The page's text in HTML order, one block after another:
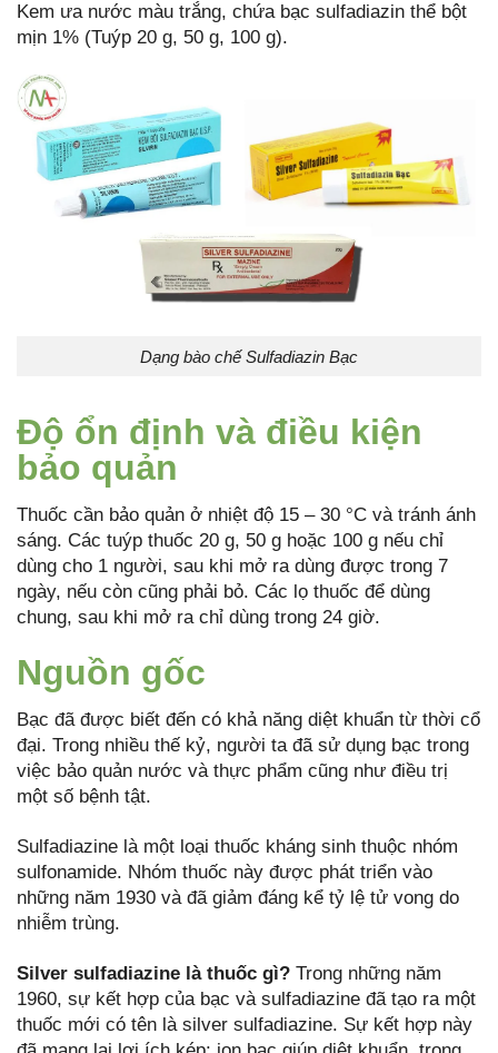
Kem ưa nước màu trắng, chứa bạc sulfadiazin thể bột
mịn 1% (Tuýp 20 g, 50 g, 100 g).
Dạng bào chế Sulfadiazin Bạc
Độ ổn định và điều kiện
bảo quản
Thuốc cần bảo quản ở nhiệt độ 15 – 30 °C và tránh ánh
sáng. Các tuýp thuốc 20 g, 50 g hoặc 100 g nếu chỉ
dùng cho 1 người, sau khi mở ra dùng được trong 7
ngày, nếu còn cũng phải bỏ. Các lọ thuốc để dùng
chung, sau khi mở ra chỉ dùng trong 24 giờ.
Nguồn gốc
Bạc đã được biết đến có khả năng diệt khuẩn từ thời cổ
đại. Trong nhiều thế kỷ, người ta đã sử dụng bạc trong
việc bảo quản nước và thực phẩm cũng như điều trị
một số bệnh tật.
Sulfadiazine là một loại thuốc kháng sinh thuộc nhóm
sulfonamide. Nhóm thuốc này được phát triển vào
những năm 1930 và đã giảm đáng kể tỷ lệ tử vong do
nhiễm trùng.
Silver sulfadiazine là thuốc gì? Trong những năm
1960, sự kết hợp của bạc và sulfadiazine đã tạo ra một
thuốc mới có tên là silver sulfadiazine. Sự kết hợp này